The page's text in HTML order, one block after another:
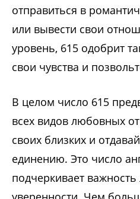
отправиться в
или вывести свои
уровень, 615 одобрит
свои чувства и
В целом число 615
всех видов любовных
своих близких и
единению. Это число
подчеркивает